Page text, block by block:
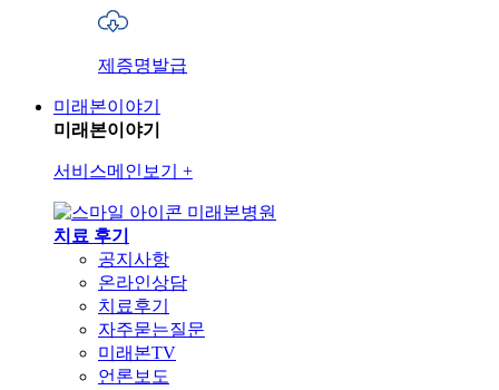
제증명발급
미래본이야기
미래본이야기
서비스메인보기 +
미래본병원
치료 후기
공지사항
온라인상담
치료후기
자주묻는질문
미래본TV
언론보도